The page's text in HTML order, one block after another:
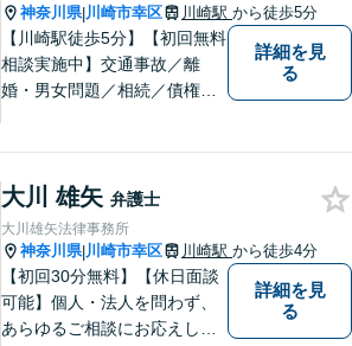
神奈川県|川崎市幸区 川崎駅 から徒歩5分
【川崎駅徒歩5分】【初回無料
相談実施中】交通事故／離
婚・男女問題／相続／債権回
をしている方を救うため、全
力で取り組みます。
詳細を見
る
大川 雄矢 弁護士
大川雄矢法律事務所
神奈川県|川崎市幸区 川崎駅 から徒歩4分
【初回30分無料】【休日面談
可能】個人・法人を問わず、
あらゆるご相談にお応えしま
詳細を見
る